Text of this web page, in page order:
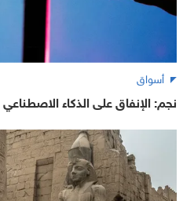
أسواق
نجم: الإنفاق على الذكاء